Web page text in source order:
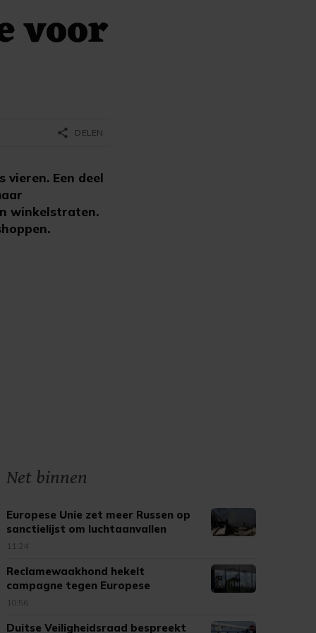
voor
vieren. Een deel
winkelstraten.
share DELEN
Net binnen
Europese Unie zet meer Russen op
sanctielijst om luchtaanvallen
11:24
Reclamewaakhond hekelt
campagne tegen Europese
tabaksregels
10:56
Duitse Veiligheidsraad bespreekt